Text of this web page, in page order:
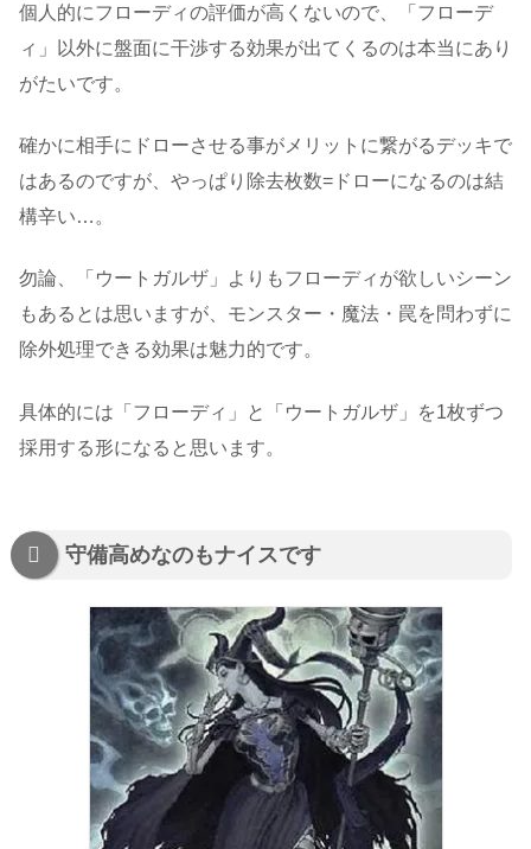
個人的にフローディの評価が高くないので、「フローデ
ィ」以外に盤面に干渉する効果が出てくるのは本当にあり
がたいです。
確かに相手にドローさせる事がメリットに繋がるデッキで
はあるのですが、やっぱり除去枚数=ドローになるのは結
構辛い…。
勿論、「ウートガルザ」よりもフローディが欲しいシーン
もあるとは思いますが、モンスター・魔法・罠を問わずに
除外処理できる効果は魅力的です。
具体的には「フローディ」と「ウートガルザ」を1枚ずつ
採用する形になると思います。
守備高めなのもナイスです